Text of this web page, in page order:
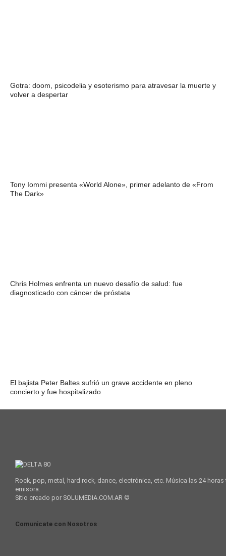
Gotra: doom, psicodelia y esoterismo para atravesar la muerte y
volver a despertar
Tony Iommi presenta «World Alone», primer adelanto de «From
The Dark»
Chris Holmes enfrenta un nuevo desafío de salud: fue
diagnosticado con cáncer de próstata
El bajista Peter Baltes sufrió un grave accidente en pleno
concierto y fue hospitalizado
Rock, pop, metal, hard rock, dance, electrónica, etc. Música las 24
emisora.
Sitio creado por SOLUMEDIA.COM.AR ©
Comunicate con Nosotros